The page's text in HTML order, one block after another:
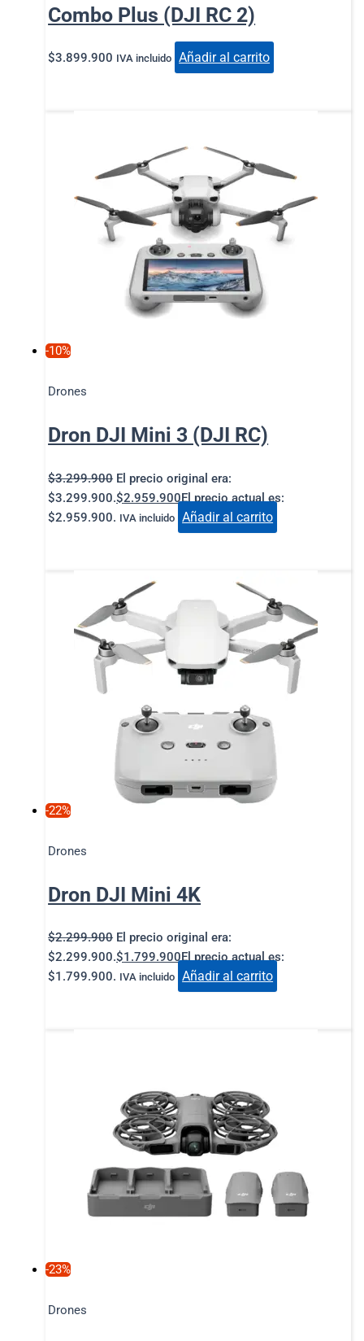
Combo Plus (DJI RC 2)
$3.899.900 IVA incluido Añadir al carrito
-10%
Drones
Dron DJI Mini 3 (DJI RC)
$3.299.900 El precio original era:
$3.299.900.$2.959.900El precio actual es:
$2.959.900. IVA incluido Añadir al carrito
-22%
Drones
Dron DJI Mini 4K
$2.299.900 El precio original era:
$2.299.900.$1.799.900El precio actual es:
$1.799.900. IVA incluido Añadir al carrito
-23%
Drones